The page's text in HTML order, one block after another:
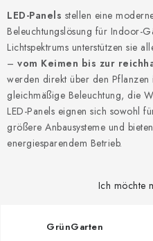
MICROGREENS
SMARTER GARTEN
Geschäftsbewertung
Kontakt
Datenschutzerklärung
LED-Panels stellen eine
Beleuchtungslösung für Indoor-
Lichtspektrums unterstützen sie
– vom Keimen bis zur
werden direkt über den Pflanzen
gleichmäßige Beleuchtung, die
LED-Panels eignen sich sowohl
größere Anbausysteme und
energiesparendem Betrieb.
Ich möchte
GrünGarten